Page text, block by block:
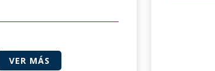
VER MÁS